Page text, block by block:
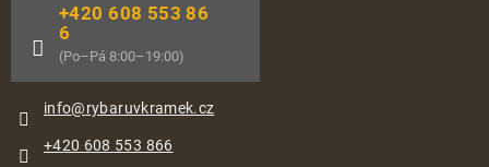
info@rybaruvkramek.cz
+420 608 553 86
6
(Po–Pá 8:00–19:00)
+420 608 553 866